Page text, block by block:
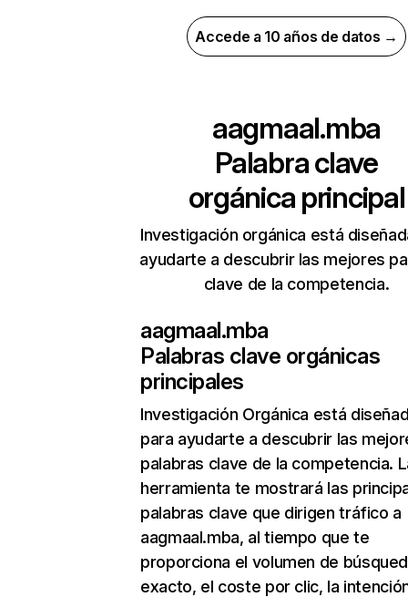
Accede a 10 años de datos →
aagmaal.mba
Palabra clave
orgánica principal
Investigación orgánica está
ayudarte a descubrir las mejores
clave de la competencia.
aagmaal.mba
Palabras clave orgánicas
principales
Investigación Orgánica está
para ayudarte a descubrir las
palabras clave de la competencia.
herramienta te mostrará las
palabras clave que dirigen tráfico a
aagmaal.mba, al tiempo que te
proporciona el volumen de
exacto, el coste por clic, la